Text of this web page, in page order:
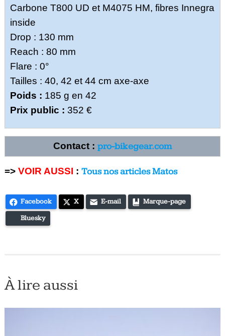
Carbone T800 UD et M4075 HM, fibres Innegra
inside
Drop : 130 mm
Reach : 80 mm
Flare : 0°
Tailles : 40, 42 et 44 cm axe-axe
Poids : 185 g en 42
Prix public : 352 €
Contact : pro-bikegear.com
=> VOIR AUSSI : Tous nos articles Matos
Facebook X E-mail Marque-page
Bluesky
À lire aussi